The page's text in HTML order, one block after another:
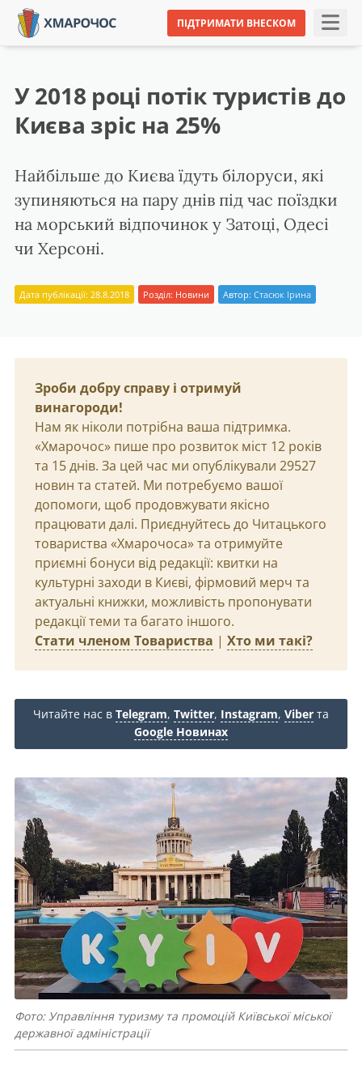
ПІДТРИМАТИ ВНЕСКОМ
У 2018 році потік туристів до
Києва зріс на 25%
Найбільше до Києва їдуть білоруси, які
зупиняються на пару днів під час поїздки
на морський відпочинок у Затоці, Одесі
чи Херсоні.
Дата публікації: 28.8.2018 Розділ: Новини Автор: Стасюк Ірина
Зроби добру справу і отримуй
винагороди!
Нам як ніколи потрібна ваша підтримка.
«Хмарочос» пише про розвиток міст 12 років
та 15 днів. За цей час ми опублікували 29527
новин та статей. Ми потребуємо вашої
допомоги, щоб продовжувати якісно
працювати далі. Приєднуйтесь до Читацького
товариства «Хмарочоса» та отримуйте
приємні бонуси від редакції: квитки на
культурні заходи в Києві, фірмовий мерч та
актуальні книжки, можливість пропонувати
редакції теми та багато іншого.
Стати членом Товариства | Хто ми такі?
Читайте нас в Telegram, Twitter, Instagram, Viber та
Google Новинах
Фото: Управління туризму та промоцій Київської міської
державної адміністрації